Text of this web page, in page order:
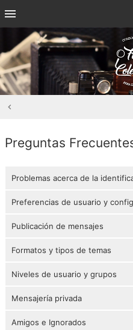
Preguntas
Problemas acerca de la
Preferencias de usuario y
Publicación de mensajes
Formatos y tipos de temas
Niveles de usuario y grupos
Mensajería privada
Amigos e Ignorados